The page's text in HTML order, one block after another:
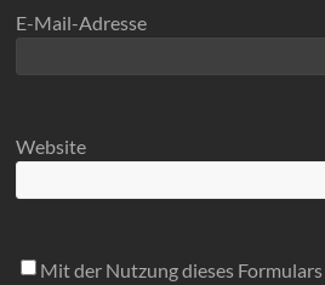
E-Mail-Adresse
Website
Mit der Nutzung dieses